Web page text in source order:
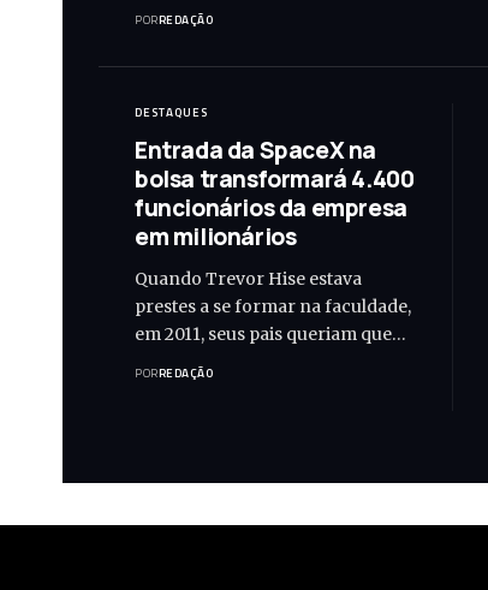
PORREDAÇÃO
DESTAQUES
Entrada da SpaceX na
bolsa transformará 4.400
funcionários da empresa
em milionários
Quando Trevor Hise estava
prestes a se formar na faculdade,
em 2011, seus pais queriam que…
PORREDAÇÃO